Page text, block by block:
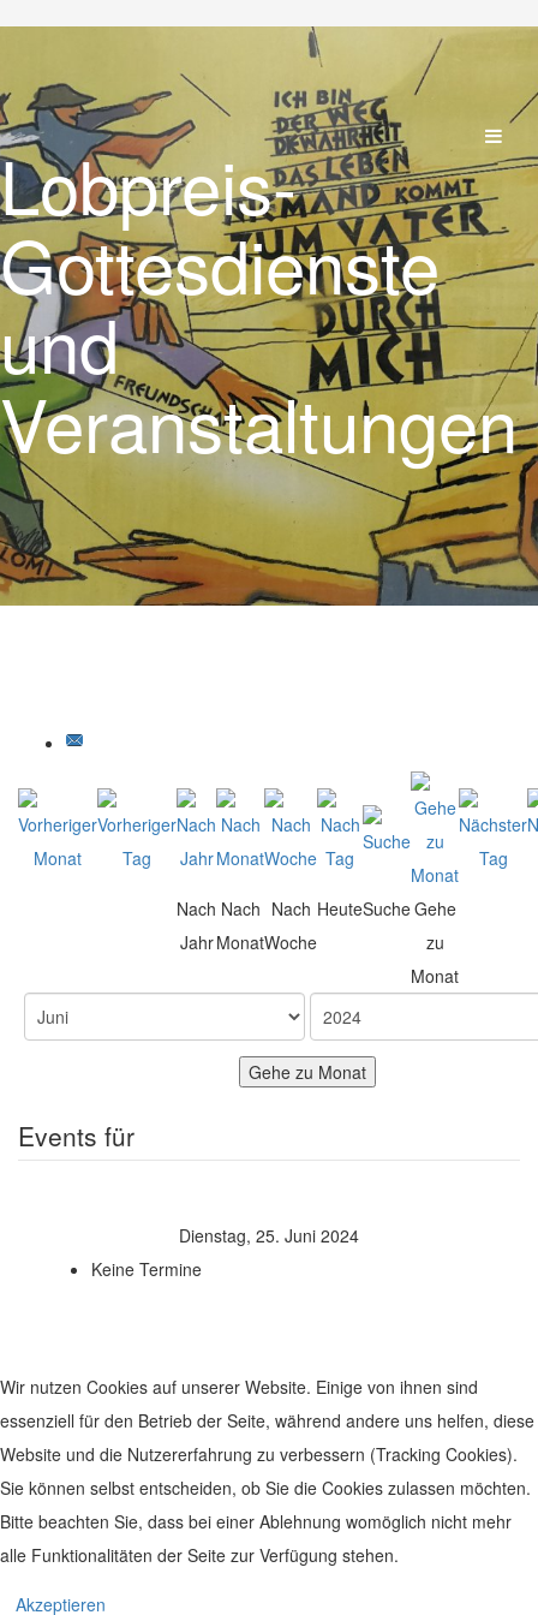
Lobpreis-
Gottesdienste
und
Veranstaltungen
Nach
Jahr
Nach
Monat
Nach
Woche
HeuteSucheGehe
zu
Monat
Gehe zu Monat
Events für
Dienstag, 25. Juni 2024
Keine Termine
© 2019 Leben im Zentrum. Realisiert von www.geh-online.eu
Impressum|
Wir nutzen Cookies auf unserer Website. Einige von ihnen sind
essenziell für den Betrieb der Seite, während andere uns helfen, diese
Website und die Nutzererfahrung zu verbessern (Tracking Cookies).
Sie können selbst entscheiden, ob Sie die Cookies zulassen möchten.
Bitte beachten Sie, dass bei einer Ablehnung womöglich nicht mehr
alle Funktionalitäten der Seite zur Verfügung stehen.
Akzeptieren